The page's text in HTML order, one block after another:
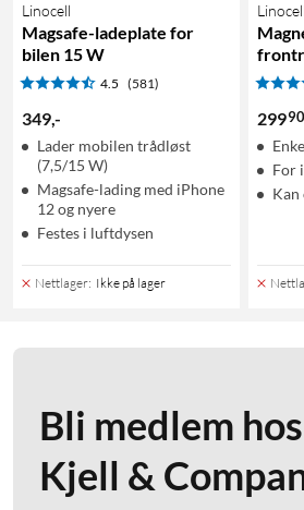
Linocell
Magsafe-ladeplate for
bilen 15 W
4.5 (581)
349,-
Lader mobilen trådløst
(7,5/15 W)
Magsafe-lading med iPhone
12 og nyere
Festes i luftdysen
Nettlager: Ikke på lager
Linocell
29990
For
Kan
Bli medlem hos
Kjell &